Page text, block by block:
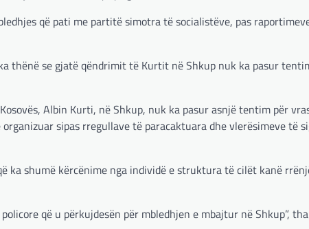
që pati me partitë simotra të socialistëve, pas
thënë se gjatë qëndrimit të Kurtit në Shkup nuk ka pasur
Albin Kurti, në Shkup, nuk ka pasur asnjë tentim për
sipas rregullave të paracaktuara dhe vlerësimeve të
shumë kërcënime nga individë e struktura të cilët kanë
që u përkujdesën për mbledhjen e mbajtur në Shkup”,